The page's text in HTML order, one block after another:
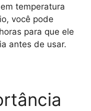
temperatura
você pode
para que ele
antes de usar.